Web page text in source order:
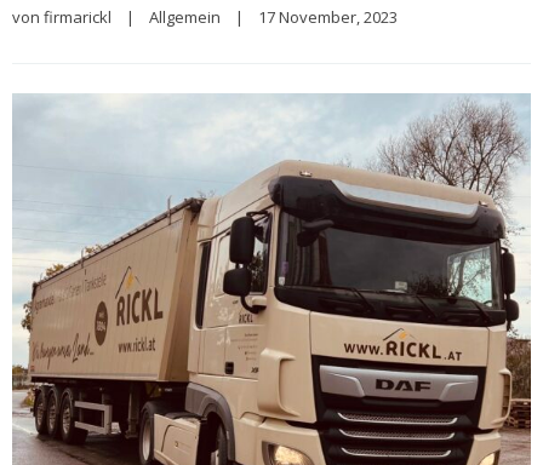
von firmarickl | Allgemein | 17 November, 2023